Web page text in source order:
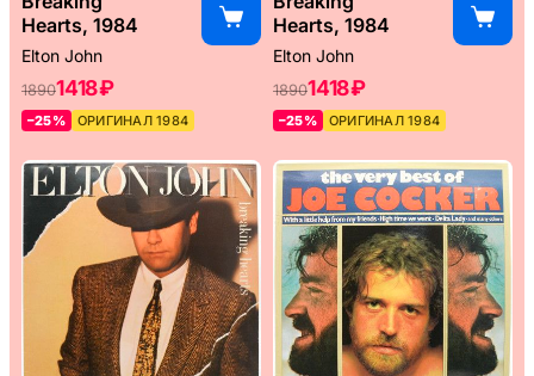
Hearts, 1984
Elton John
18901418 ₽
–25% ОРИГИНАЛ 1984
Hearts, 1984
Elton John
18901418 ₽
–25% ОРИГИНАЛ 1984